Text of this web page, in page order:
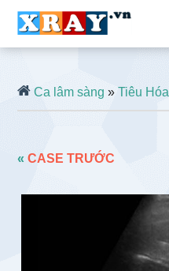
Ca lâm sàng »Tiêu Hóa
«CASE TRƯỚC